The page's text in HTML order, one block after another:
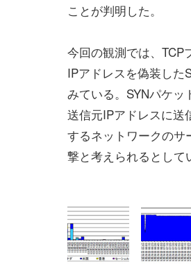
ことが判明した。
今回の観測では、TCP
IPアドレスを偽装した
みている。SYNパケッ
送信元IPアドレスに送
するネットワークのサ
撃と考えられるとして